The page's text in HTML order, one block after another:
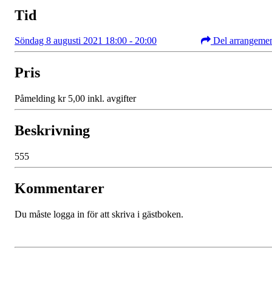
Tid
Söndag 8 augusti 2021 18:00 - 20:00 Del
Pris
Påmelding kr 5,00 inkl. avgifter
Beskrivning
555
Kommentarer
Du måste logga in för att skriva i gästboken.